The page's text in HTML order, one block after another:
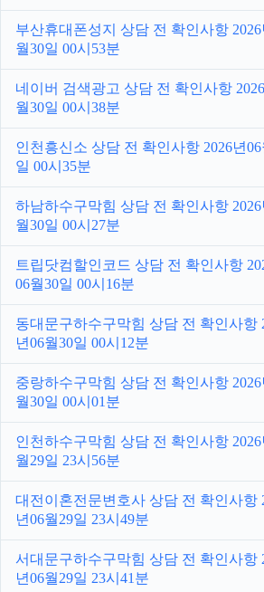
부산휴대폰성지 상담 전 확인사항 2026
월30일 00시53분
네이버 검색광고 상담 전 확인사항
월30일 00시38분
인천흥신소 상담 전 확인사항 2026년06
일 00시35분
하남하수구막힘 상담 전 확인사항 2026
월30일 00시27분
트립닷컴할인코드 상담 전 확인사항
06월30일 00시16분
동대문구하수구막힘 상담 전 확인사항
년06월30일 00시12분
중랑하수구막힘 상담 전 확인사항 2026
월30일 00시01분
인천하수구막힘 상담 전 확인사항 2026
월29일 23시56분
대전이혼전문변호사 상담 전 확인사항
년06월29일 23시49분
서대문구하수구막힘 상담 전 확인사항
년06월29일 23시41분